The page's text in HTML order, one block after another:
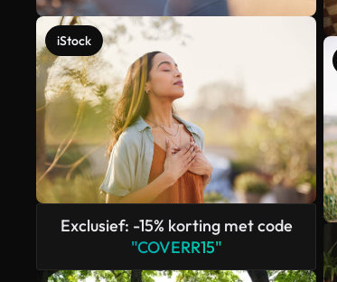
iStock
Exclusief: -15% korting met code
"COVERR15"